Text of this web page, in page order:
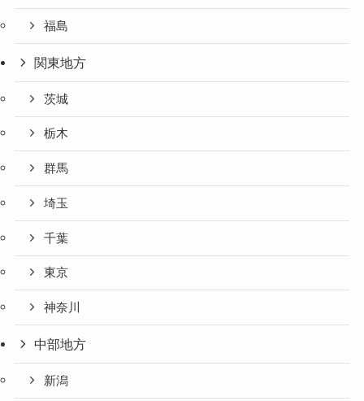
福島
関東地方
茨城
栃木
群馬
埼玉
千葉
東京
神奈川
中部地方
新潟